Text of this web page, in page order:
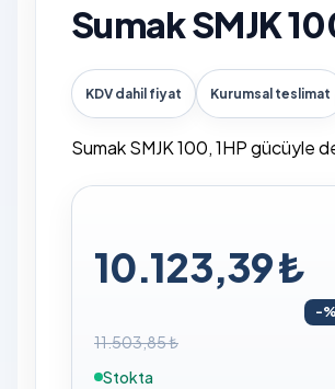
Sumak SMJK
KDV dahil fiyat Kurumsal teslimat
Sumak SMJK 100, 1HP gücüyle
10.123,39 ₺
-
11.503,85 ₺
Stokta